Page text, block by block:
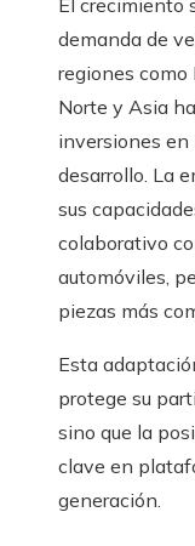
El crecimiento
demanda de
regiones como
Norte y Asia
inversiones
desarrollo. La
sus
colaborativo
automóviles,
piezas más
Esta
protege su
sino que la
clave en
generación.